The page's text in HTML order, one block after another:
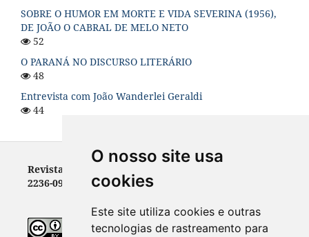
O nosso site usa
cookies
Este site utiliza cookies e outras
tecnologias de rastreamento para
SOBRE O HUMOR EM MORTE E VIDA SEVERINA (1956),
DE JOÃO O CABRAL DE MELO NETO
52
O PARANÁ NO DISCURSO LITERÁRIO
48
Entrevista com João Wanderlei Geraldi
44
Revista Letras - ISSN 0100-0888 (versão impressa) e
2236-0999 (versão eletrônica)